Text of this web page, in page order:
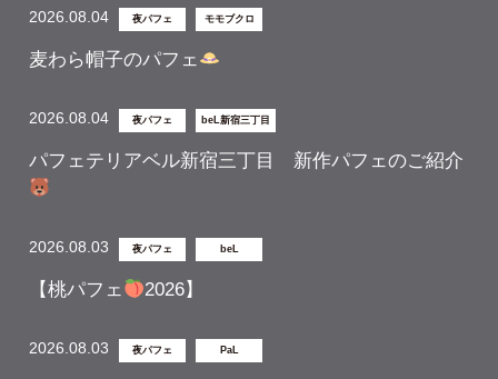
2026.08.04 夜パフェ モモブクロ
麦わら帽子のパフェ
2026.08.04 夜パフェ beL新宿三丁目
パフェテリアベル新宿三丁目 新作パフェのご紹介
2026.08.03 夜パフェ beL
【桃パフェ 2026】
2026.08.03 夜パフェ PaL